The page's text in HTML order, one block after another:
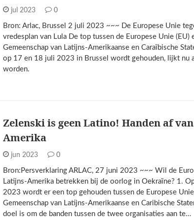
jul 2023 0
Bron: Arlac, Brussel 2 juli 2023 ~~~ De Europese Unie
vredesplan van Lula De top tussen de Europese Unie (EU)
Gemeenschap van Latijns-Amerikaanse en Caraïbische
op 17 en 18 juli 2023 in Brussel wordt gehouden, lijkt nu
worden.
Zelenski is geen Latino! Handen af
Amerika
jun 2023 0
Bron:Persverklaring ARLAC, 27 juni 2023 ~~~ Wil de
Latijns-Amerika betrekken bij de oorlog in Oekraïne? 1.
2023 wordt er een top gehouden tussen de Europese
Gemeenschap van Latijns-Amerikaanse en Caribische
doel is om de banden tussen de twee organisaties aan te…